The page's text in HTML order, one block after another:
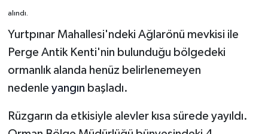
alındı.
Yurtpınar Mahallesi'ndeki Ağlarönü mevkisi ile
Perge Antik Kenti'nin bulunduğu bölgedeki
ormanlık alanda henüz belirlenemeyen
nedenle yangın başladı.
Rüzgarın da etkisiyle alevler kısa sürede yayıldı.